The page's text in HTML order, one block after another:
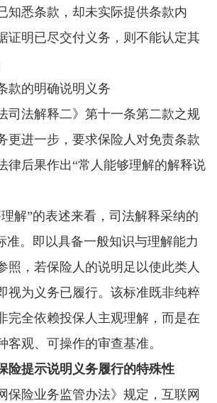
知悉条款，却未实际提供条款内
证明已尽交付义务，则不能认定其
款的明确说明义务
司法解释二》第十一条第二款之规
更进一步，要求保险人对免责条款
律后果作出“常人能够理解的解释说
解”的表述来看，司法解释采纳的
准。即以具备一般知识与理解能力
照，若保险人的说明足以使此类人
视为义务已履行。该标准既非纯粹
完全依赖投保人主观理解，而是在
客观、可操作的审查基准。
险提示说明义务履行的特殊性
保险业务监管办法》规定，互联网